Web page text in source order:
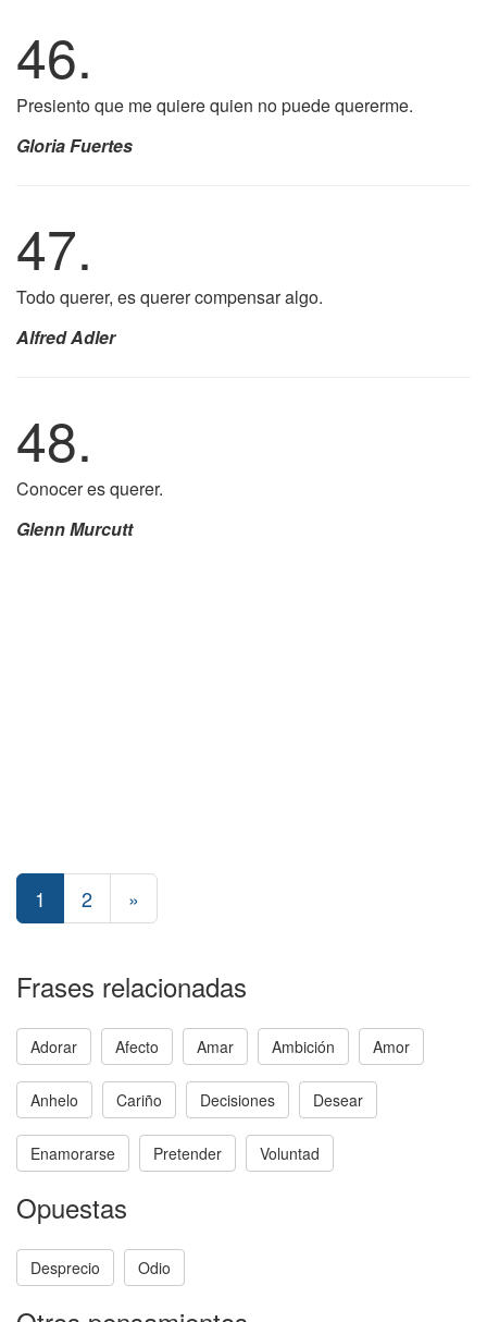
46.
Presiento que me quiere quien no puede quererme.
Gloria Fuertes
47.
Todo querer, es querer compensar algo.
Alfred Adler
48.
Conocer es querer.
Glenn Murcutt
1 2 »
Frases relacionadas
Adorar Afecto Amar Ambición Amor
Anhelo Cariño Decisiones Desear
Enamorarse Pretender Voluntad
Opuestas
Desprecio Odio